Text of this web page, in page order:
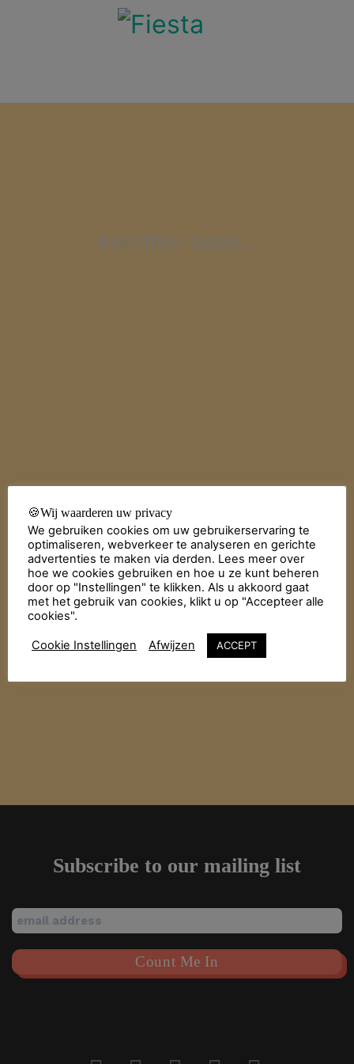
Berichten laden...
Subscribe to our mailing list
🍪Wij waarderen uw privacy
We gebruiken cookies om uw gebruikerservaring te
optimaliseren, webverkeer te analyseren en gerichte
advertenties te maken via derden. Lees meer over
hoe we cookies gebruiken en hoe u ze kunt beheren
door op "Instellingen" te klikken. Als u akkoord gaat
met het gebruik van cookies, klikt u op "Accepteer alle
cookies".
Cookie Instellingen Afwijzen ACCEPT